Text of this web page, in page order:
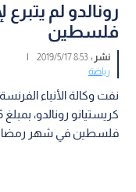
رونالدو لم
فلسطين
نشر :8:53 2019/5/17
|
رياضة
نفت وكالة الأنباء
فلسطين في شهر